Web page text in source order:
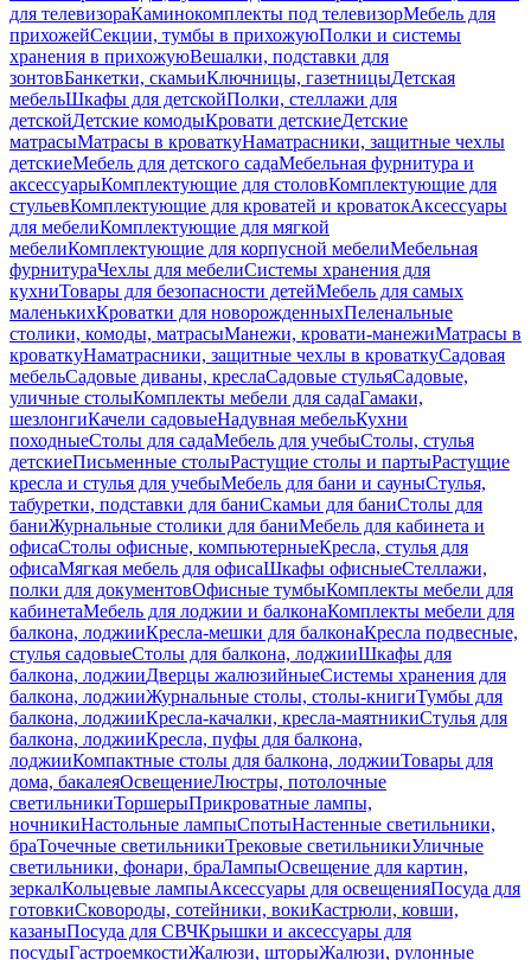
для телевизораКаминокомплекты под телевизорМебель для
прихожейСекции, тумбы в прихожуюПолки и системы
хранения в прихожуюВешалки, подставки для
зонтовБанкетки, скамьиКлючницы, газетницыДетская
мебельШкафы для детскойПолки, стеллажи для
детскойДетские комодыКровати детскиеДетские
матрасыМатрасы в кроваткуНаматрасники, защитные чехлы
детскиеМебель для детского садаМебельная фурнитура и
аксессуарыКомплектующие для столовКомплектующие для
стульевКомплектующие для кроватей и кроватокАксессуары
для мебелиКомплектующие для мягкой
мебелиКомплектующие для корпусной мебелиМебельная
фурнитураЧехлы для мебелиСистемы хранения для
кухниТовары для безопасности детейМебель для самых
маленькихКроватки для новорожденныхПеленальные
столики, комоды, матрасыМанежи, кровати-манежиМатрасы в
кроваткуНаматрасники, защитные чехлы в кроваткуСадовая
мебельСадовые диваны, креслаСадовые стульяСадовые,
уличные столыКомплекты мебели для садаГамаки,
шезлонгиКачели садовыеНадувная мебельКухни
походныеСтолы для садаМебель для учебыСтолы, стулья
детскиеПисьменные столыРастущие столы и партыРастущие
кресла и стулья для учебыМебель для бани и сауныСтулья,
табуретки, подставки для баниСкамьи для баниСтолы для
баниЖурнальные столики для баниМебель для кабинета и
офисаСтолы офисные, компьютерныеКресла, стулья для
офисаМягкая мебель для офисаШкафы офисныеСтеллажи,
полки для документовОфисные тумбыКомплекты мебели для
кабинетаМебель для лоджии и балконаКомплекты мебели для
балкона, лоджииКресла-мешки для балконаКресла подвесные,
стулья садовыеСтолы для балкона, лоджииШкафы для
балкона, лоджииДверцы жалюзийныеСистемы хранения для
балкона, лоджииЖурнальные столы, столы-книгиТумбы для
балкона, лоджииКресла-качалки, кресла-маятникиСтулья для
балкона, лоджииКресла, пуфы для балкона,
лоджииКомпактные столы для балкона, лоджииТовары для
дома, бакалеяОсвещениеЛюстры, потолочные
светильникиТоршерыПрикроватные лампы,
ночникиНастольные лампыСпотыНастенные светильники,
браТочечные светильникиТрековые светильникиУличные
светильники, фонари, браЛампыОсвещение для картин,
зеркалКольцевые лампыАксессуары для освещенияПосуда для
готовкиСковороды, сотейники, вокиКастрюли, ковши,
казаныПосуда для СВЧКрышки и аксессуары для
посудыГастроемкостиЖалюзи, шторыЖалюзи, рулонные